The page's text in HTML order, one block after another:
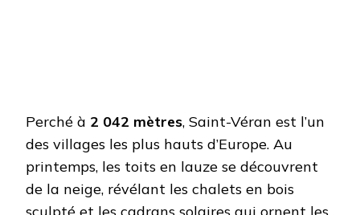
Perché à 2 042 mètres, Saint-Véran est l’un
des villages les plus hauts d’Europe. Au
printemps, les toits en lauze se découvrent
de la neige, révélant les chalets en bois